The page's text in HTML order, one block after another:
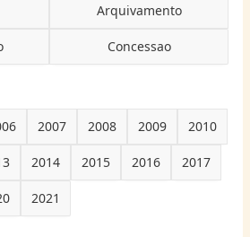
Arquivamento
Concessao
2007 2008 2009 2010
2014 2015 2016 2017
2021